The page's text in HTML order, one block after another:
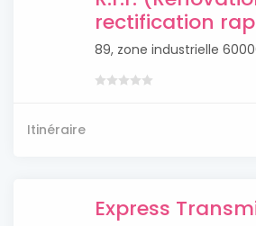
rectification
89, zone industrielle
Itinéraire
Express